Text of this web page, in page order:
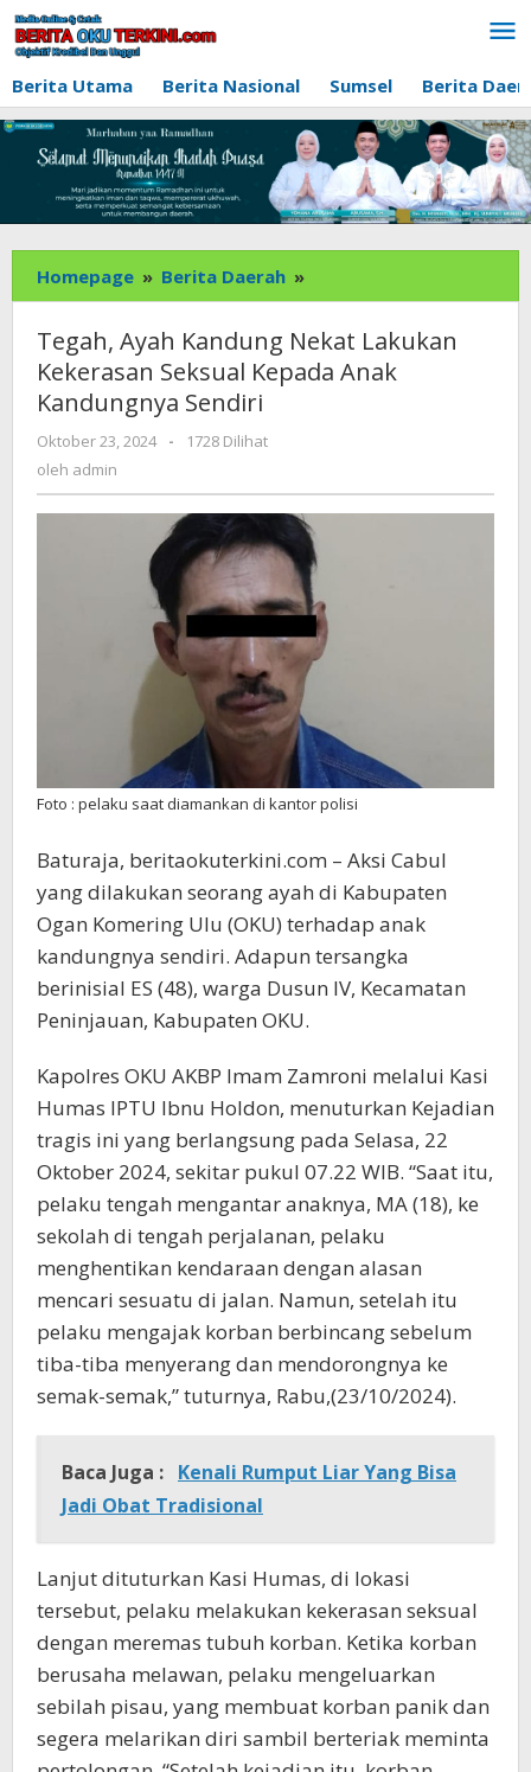
Lewati
ke
konten
Berita Utama
Berita Nasional Sumsel Berita
Homepage » Berita Daerah »
Ayah
Kandung
Nekat
Lakukan
Kandungnya
Sendiri
Tegah, Ayah Kandung Nekat Lakukan
Kekerasan Seksual Kepada Anak
Kandungnya Sendiri
Oktober 23, 2024
oleh
-
1728 Dilihat
oleh admin
Foto : pelaku saat diamankan di kantor polisi
Baturaja, beritaokuterkini.com – Aksi Cabul
yang dilakukan seorang ayah di Kabupaten
Ogan Komering Ulu (OKU) terhadap anak
kandungnya sendiri. Adapun tersangka
berinisial ES (48), warga Dusun IV, Kecamatan
Peninjauan, Kabupaten OKU.
Kapolres OKU AKBP Imam Zamroni melalui Kasi
Humas IPTU Ibnu Holdon, menuturkan Kejadian
tragis ini yang berlangsung pada Selasa, 22
Oktober 2024, sekitar pukul 07.22 WIB. “Saat itu,
pelaku tengah mengantar anaknya, MA (18), ke
sekolah di tengah perjalanan, pelaku
menghentikan kendaraan dengan alasan
mencari sesuatu di jalan. Namun, setelah itu
pelaku mengajak korban berbincang sebelum
tiba-tiba menyerang dan mendorongnya ke
semak-semak,” tuturnya, Rabu,(23/10/2024).
Baca Juga : Kenali Rumput Liar Yang Bisa
Jadi Obat Tradisional
Lanjut dituturkan Kasi Humas, di lokasi
tersebut, pelaku melakukan kekerasan seksual
dengan meremas tubuh korban. Ketika korban
berusaha melawan, pelaku mengeluarkan
sebilah pisau, yang membuat korban panik dan
segera melarikan diri sambil berteriak meminta